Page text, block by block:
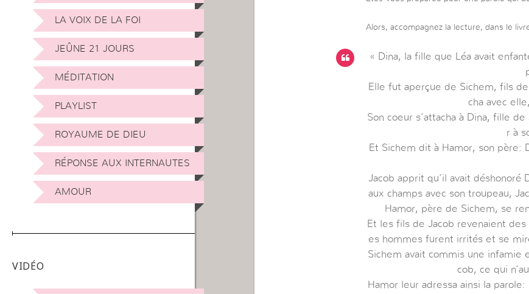
LA VOIX DE LA FOI
JEÛNE 21 JOURS
MÉDITATION
PLAYLIST
ROYAUME DE DIEU
RÉPONSE AUX INTERNAUTES
AMOUR
VIDÉO
Alors, accompagnez la lecture, dans le
« Dina, la fille que Léa avait
Elle fut aperçue de Sichem, fils
cha avec
Son coeur s’attacha à Dina, fille
r à
Et Sichem dit à Hamor, son
Jacob apprit qu’il avait
aux champs avec son troupeau,
Hamor, père de Sichem, se
Et les fils de Jacob revenaient
es hommes furent irrités et se
Sichem avait commis une infamie
cob, ce qui
Hamor leur adressa ainsi la